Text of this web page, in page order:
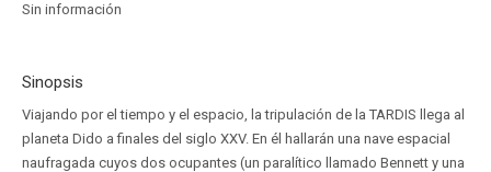
Sin información
Sinopsis
Viajando por el tiempo y el espacio, la tripulación de la TARDIS llega al
planeta Dido a finales del siglo XXV. En él hallarán una nave espacial
naufragada cuyos dos ocupantes (un paralítico llamado Bennett y una